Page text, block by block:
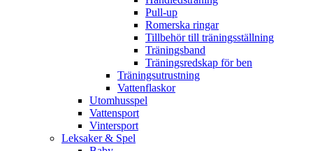
Pull-up
Romerska ringar
Tillbehör till träningsställning
Träningsband
Träningsredskap för ben
Träningsutrustning
Vattenflaskor
Utomhusspel
Vattensport
Vintersport
Leksaker & Spel